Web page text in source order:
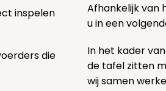
inspelen
die
Afhankelijk van
u in een
In het kader
de tafel zitten
wij samen